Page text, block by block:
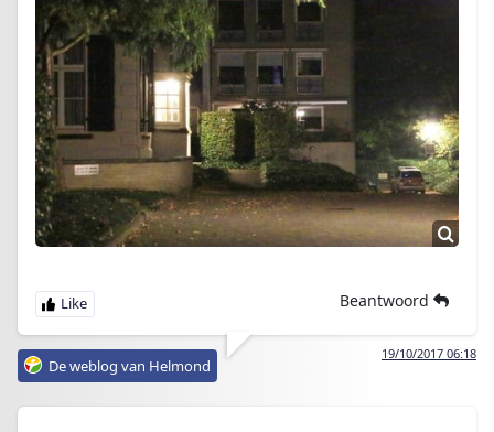
Beantwoord
19/10/2017 06:18
De weblog van Helmond